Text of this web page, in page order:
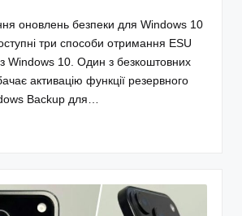
оновлень безпеки для Windows 10
три способи отримання ESU
Windows 10. Один з безкоштовних
активацію функції резервного
Backup для…